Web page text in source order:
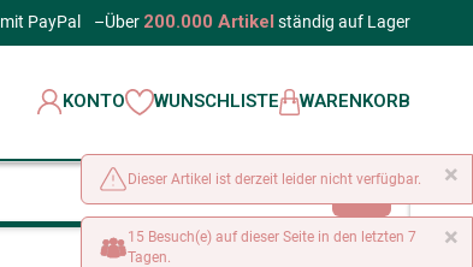
mit PayPal –Über 200.000 Artikel ständig auf Lager
KONTO WUNSCHLISTE WARENKORB
×
Dieser Artikel ist derzeit leider nicht verfügbar.
×
15 Besuch(e) auf dieser Seite in den letzten 7
Tagen.